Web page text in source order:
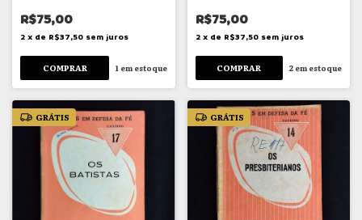
R$75,00
2 x de R$37,50 sem juros
1em estoque
R$75,00
2 x de R$37,50 sem juros
2 em estoque
GRÁTIS GRÁTIS